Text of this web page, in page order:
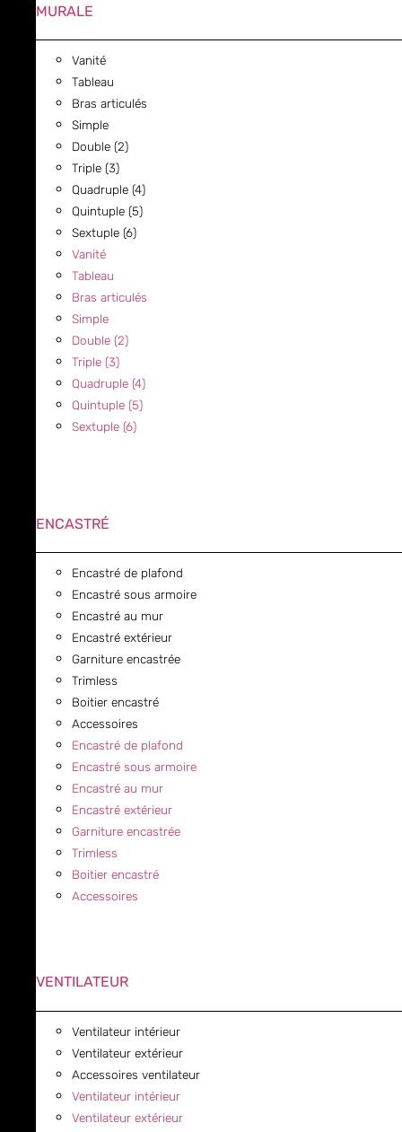
MURALE
Vanité
Tableau
Bras articulés
Simple
Double (2)
Triple (3)
Quadruple (4)
Quintuple (5)
Sextuple (6)
Vanité
Tableau
Bras articulés
Simple
Double (2)
Triple (3)
Quadruple (4)
Quintuple (5)
Sextuple (6)
ENCASTRÉ
Encastré de plafond
Encastré sous armoire
Encastré au mur
Encastré extérieur
Garniture encastrée
Trimless
Boitier encastré
Accessoires
Encastré de plafond
Encastré sous armoire
Encastré au mur
Encastré extérieur
Garniture encastrée
Trimless
Boitier encastré
Accessoires
VENTILATEUR
Ventilateur intérieur
Ventilateur extérieur
Accessoires ventilateur
Ventilateur intérieur
Ventilateur extérieur